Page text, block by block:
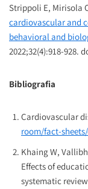
Strippoli E, Mirisola
cardiovascular and
behavioral and
2022;32(4):918-928.
Bibliografia
Cardiovascular
room/fact-
Khaing W,
Effects of
systematic